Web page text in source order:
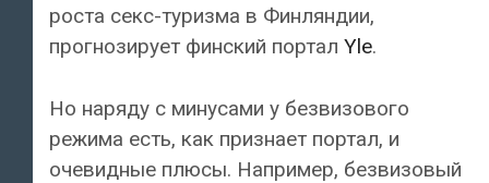
роста секс-туризма в Финляндии,
прогнозирует финский портал Yle.
Но наряду с минусами у безвизового
режима есть, как признает портал, и
очевидные плюсы. Например, безвизовый